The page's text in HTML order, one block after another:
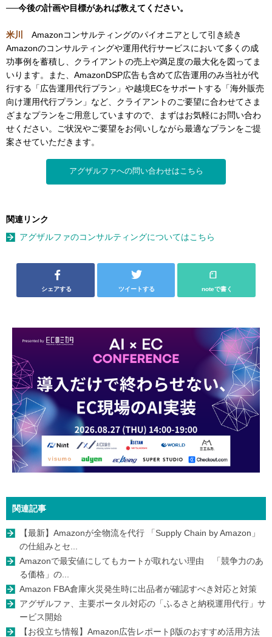
──今後の計画や目標があれば教えてください。
米川
Amazonコンサルティングのパイオニアとして引き続き
Amazonのコンサルティングや運用代行サービスにおいて多くの成
功事例を蓄積し、クライアントの売上や満足度の最大化を図ってま
いります。また、AmazonDSP広告も含めて広告運用のみ当社が代
行する「広告運用代行プラン」や越境ECをサポートする「海外販売
向け運用代行プラン」など、クライアントのご要望に合わせてさま
ざまなプランをご用意していますので、まずはお気軽にお問い合わ
せください。ご状況やご要望をお伺いしながら最適なプランをご提
案させていただきます。
アグザルファへの問い合わせはこちら
関連リンク
アグザルファのコンサルティングについてはこちら
シェアする ツイートする noteで書く
関連記事
【最新】Amazonが全物流を代行 「Supply Chain by Amazon」
の仕組みとセ...
Amazonで最安値にしてもカートが取れない理由 「競争力のあ
る価格」の...
Amazon FBA倉庫火災発生時に出品者が確認すべき対応と対策
アグザルファ、主要ポータル対応の「ふるさと納税運用代行」サ
ービス開始
【お役立ち情報】Amazon広告レポートβ版のおすすめ活用方法